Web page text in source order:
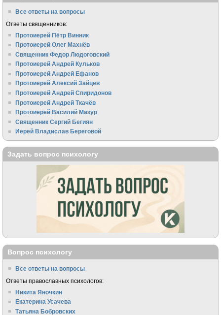
Все ответы на вопросы
Ответы священников:
Протоиерей Пётр Винник
Протоиерей Олег Махнёв
Священник Федор Людоговский
Протоиерей Андрей Кульков
Протоиерей Андрей Ефанов
Протоиерей Алексий Зайцев
Протоиерей Андрей Спиридонов
Протоиерей Андрей Ткачёв
Протоиерей Василий Мазур
Священник Сергий Бегиян
Иерей Владислав Береговой
Задать вопрос психологу
Вопрос психологу
Все ответы на вопросы
Ответы православных психологов:
Никита Яночкин
Екатерина Усачева
Татьяна Бобровских